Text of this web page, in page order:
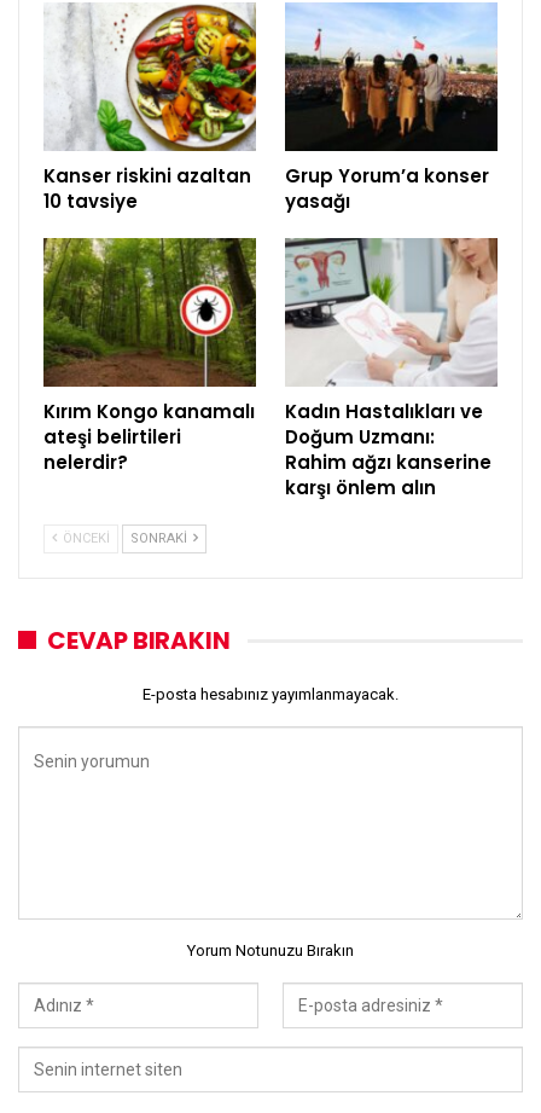
Kanser riskini azaltan
10 tavsiye
Grup Yorum’a konser
yasağı
Kırım Kongo kanamalı
ateşi belirtileri
nelerdir?
Kadın Hastalıkları ve
Doğum Uzmanı:
Rahim ağzı kanserine
karşı önlem alın
ÖNCEKI SONRAKI
CEVAP BIRAKIN
E-posta hesabınız yayımlanmayacak.
Yorum Notunuzu Bırakın